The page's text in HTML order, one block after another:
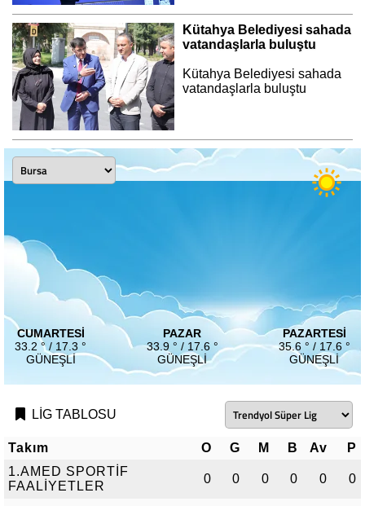
Kütahya Belediyesi sahada
vatandaşlarla buluştu
Kütahya Belediyesi sahada
vatandaşlarla buluştu
CUMARTESI
33.2 ° / 17.3 °
GÜNEŞLI
PAZAR
33.9 ° / 17.6 °
GÜNEŞLI
PAZARTESI
35.6 ° / 17.6 °
GÜNEŞLI
LİG TABLOSU
Takım O G M B Av
P
1.AMED SPORTİF
FAALİYETLER
0 0 0 0 0 0